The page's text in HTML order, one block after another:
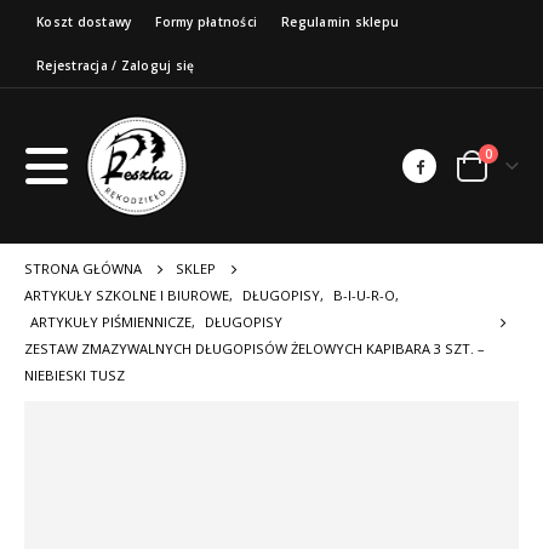
Koszt dostawy Formy płatności Regulamin sklepu
Rejestracja / Zaloguj się
0
STRONA GŁÓWNA
SKLEP
ARTYKUŁY SZKOLNE I BIUROWE, DŁUGOPISY, B-I-U-R-O,
ARTYKUŁY PIŚMIENNICZE,
DŁUGOPISY
ZESTAW ZMAZYWALNYCH DŁUGOPISÓW ŻELOWYCH KAPIBARA 3 SZT. –
NIEBIESKI TUSZ